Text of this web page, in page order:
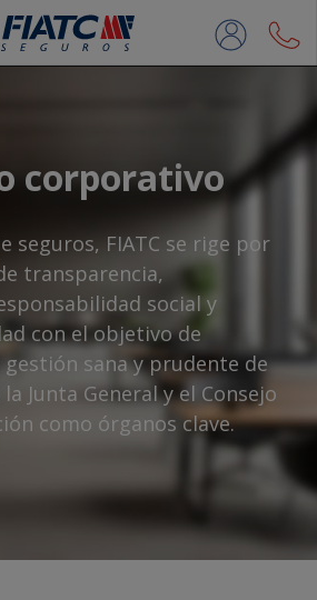
corporativo
seguros, FIATC se rige por
transparencia,
social y
con el objetivo de
sana y prudente de
Junta General y el Consejo
como órganos clave.